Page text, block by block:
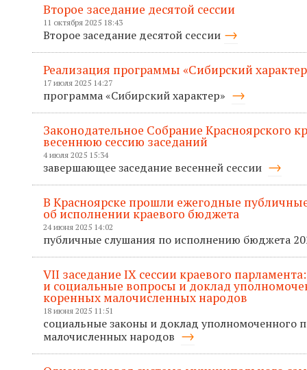
Второе заседание десятой сессии
11 октября 2025 18:43
Второе заседание десятой сессии
Реализация программы «Сибирский
17 июля 2025 14:27
программа «Сибирский характер»
Законодательное Собрание Красноярского
весеннюю сессию заседаний
4 июля 2025 15:34
завершающее заседание весенней сессии
В Красноярске прошли ежегодные
об исполнении краевого бюджета
24 июня 2025 14:02
публичные слушания по исполнению бюджета
VII заседание IХ сессии краевого
и социальные вопросы и доклад
коренных малочисленных народов
18 июня 2025 11:51
социальные законы и доклад уполномоченного
малочисленных народов